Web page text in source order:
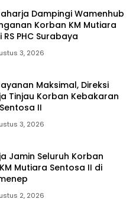
Dampingi Wamenhub
Korban KM Mutiara
PHC Surabaya
3, 2026
Maksimal, Direksi
Tinjau Korban Kebakaran
II
3, 2026
Jamin Seluruh Korban
Mutiara Sentosa II di
2, 2026